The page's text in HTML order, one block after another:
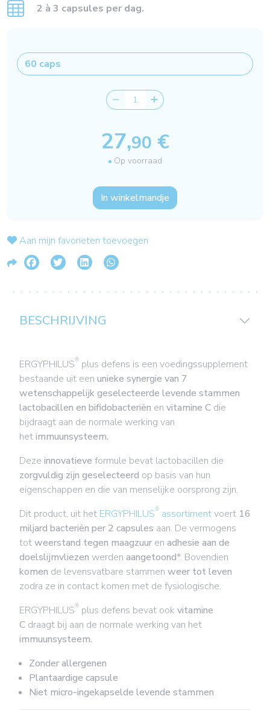
2 à 3 capsules per dag.
27,90 €
Op voorraad
In winkelmandje
Aan mijn favorieten toevoegen
BESCHRIJVING
ERGYPHILUS® plus defens is een voedingssupplement
bestaande uit een unieke synergie van 7
wetenschappelijk geselecteerde levende stammen
lactobacillen en bifidobacteriën en vitamine C die
bijdraagt aan de normale werking van
hetimmuunsysteem.
Deze innovatieve formule bevat lactobacillen die
zorgvuldig zijn geselecteerd op basis van hun
eigenschappen en die van menselijke oorsprong zijn.
Dit product, uit het ERGYPHILUS® assortimentvoert 16
miljard bacteriën per 2 capsules aan. De vermogens
totweerstand tegen maagzuur en adhesie aan de
doelslijmvliezen werden aangetoond*. Bovendien
komen de levensvatbare stammen weer tot leven
zodra ze in contact komen met de fysiologische.
ERGYPHILUS® plus defens bevat ook vitamine
C draagt bij aan de normale werking van het
immuunsysteem.
Zonder allergenen
Plantaardige capsule
Niet micro-ingekapselde levende stammen